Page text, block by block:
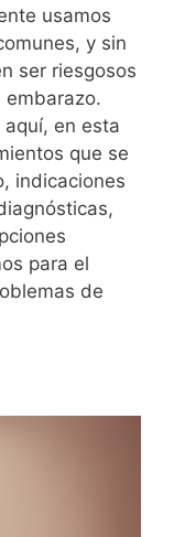
usamos
y sin
ser riesgosos
embarazo.
en esta
que se
indicaciones
para el
de